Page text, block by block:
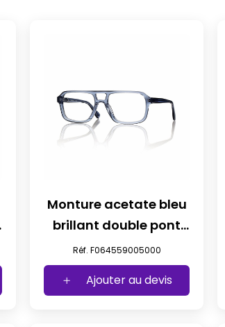
Monture acetate bleu
brillant double pont
t59
Réf. F064559005000
Ajouter au devis